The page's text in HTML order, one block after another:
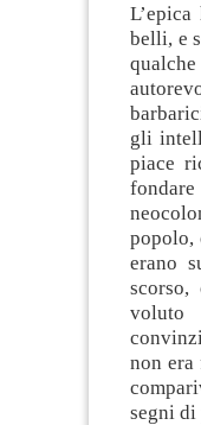
belli, e
gli
piace
popolo,
erano
voluto
non era
segni di